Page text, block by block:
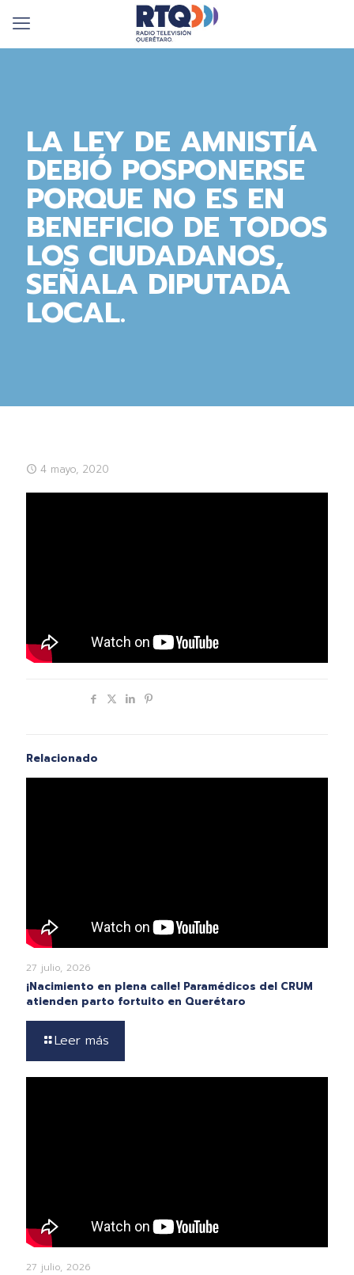
LA LEY DE AMNISTÍA
DEBIÓ POSPONERSE
PORQUE NO ES EN
BENEFICIO DE TODOS
LOS CIUDADANOS,
SEÑALA DIPUTADA
LOCAL.
4 mayo, 2020
Relacionado
27 julio, 2026
¡Nacimiento en plena calle! Paramédicos del CRUM
atienden parto fortuito en Querétaro
Leer más
27 julio, 2026